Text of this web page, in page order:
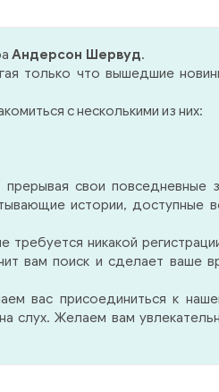
Андерсон Шервуд.
только что вышедшие
с несколькими из них:
свои повседневные
истории, доступные
никакой
вам поиск и сделает ваше
вас присоединиться к
слух. Желаем вам